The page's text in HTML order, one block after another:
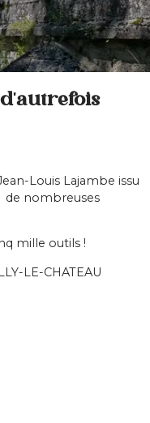
Louis Lajambe issu
de nombreuses
mille outils !
LE-CHATEAU